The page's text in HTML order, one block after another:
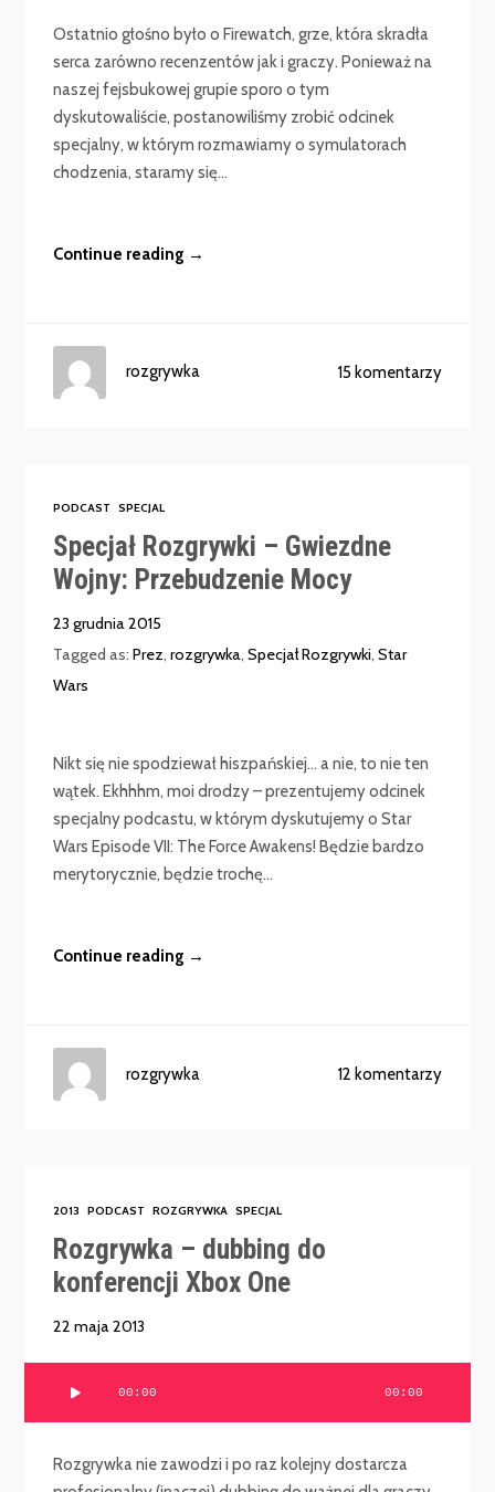
Ostatnio głośno było o Firewatch, grze, która skradła
serca zarówno recenzentów jak i graczy. Ponieważ na
naszej fejsbukowej grupie sporo o tym
dyskutowaliście, postanowiliśmy zrobić odcinek
specjalny, w którym rozmawiamy o symulatorach
chodzenia, staramy się...
Continue reading →
15 komentarzy
rozgrywka
PODCAST SPECJAL
Specjał Rozgrywki – Gwiezdne
Wojny: Przebudzenie Mocy
23 grudnia 2015
Tagged as:Prez,rozgrywka,Specjał Rozgrywki,Star
Wars
Nikt się nie spodziewał hiszpańskiej… a nie, to nie ten
wątek. Ekhhhm, moi drodzy – prezentujemy odcinek
specjalny podcastu, w którym dyskutujemy o Star
Wars Episode VII: The Force Awakens! Będzie bardzo
merytorycznie, będzie trochę...
Continue reading →
12 komentarzy
rozgrywka
2013 PODCAST ROZGRYWKA SPECJAL
Rozgrywka – dubbing do
konferencji Xbox One
22 maja 2013
00:00 00:00
Rozgrywka nie zawodzi i po raz kolejny dostarcza